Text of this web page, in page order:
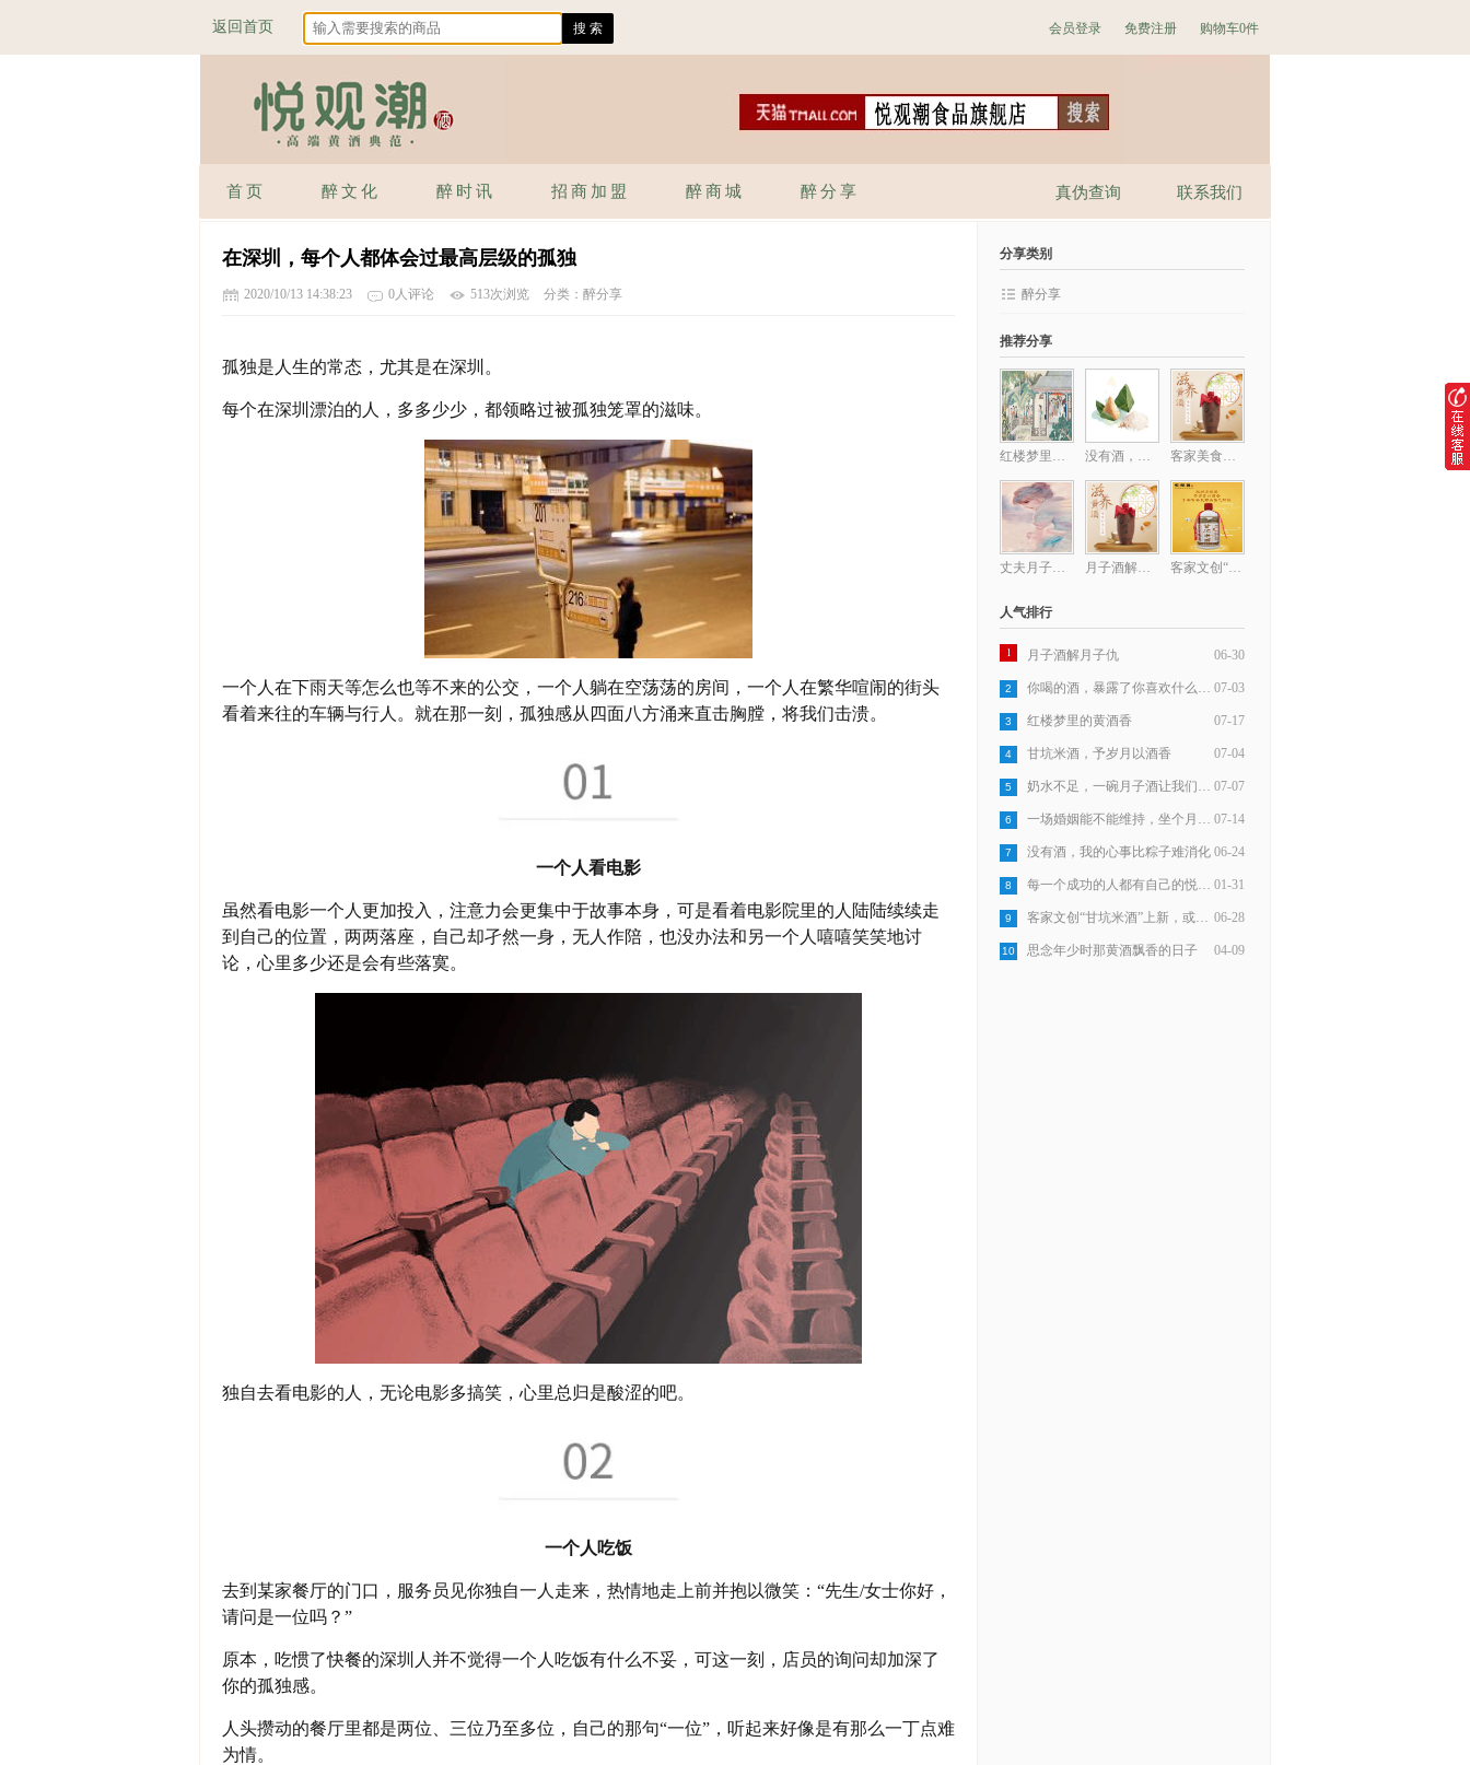
返回首页 购物车0件
免费注册
会员登录
首页 醉文化 醉时讯 招商加盟 醉商城 醉分享 联系我们
真伪查询
在深圳，每个人都体会过最高层级的孤独
2020/10/13 14:38:23 0人评论 513次浏览 分类：醉分享
孤独是人生的常态，尤其是在深圳。
每个在深圳漂泊的人，多多少少，都领略过被孤独笼罩的滋味。
一个人在下雨天等怎么也等不来的公交，一个人躺在空荡荡的房间，一个人在繁华喧闹的街头
看着来往的车辆与行人。就在那一刻，孤独感从四面八方涌来直击胸膛，将我们击溃。
一个人看电影
虽然看电影一个人更加投入，注意力会更集中于故事本身，可是看着电影院里的人陆陆续续走
到自己的位置，两两落座，自己却孑然一身，无人作陪，也没办法和另一个人嘻嘻笑笑地讨
论，心里多少还是会有些落寞。
独自去看电影的人，无论电影多搞笑，心里总归是酸涩的吧。
一个人吃饭
去到某家餐厅的门口，服务员见你独自一人走来，热情地走上前并抱以微笑：“先生/女士你好，
请问是一位吗？”
原本，吃惯了快餐的深圳人并不觉得一个人吃饭有什么不妥，可这一刻，店员的询问却加深了
你的孤独感。
人头攒动的餐厅里都是两位、三位乃至多位，自己的那句“一位”，听起来好像是有那么一丁点难
为情。
分享类别
醉分享
推荐分享
红楼梦里的黄酒香 没有酒，我的心事比粽子难消化 客家美食独家秘料揭晓，想吃粤菜有它就够了
丈夫月子期间出轨，离婚后她学会了爱自己 月子酒解月子仇 客家文创“甘坑米酒”上新，或成行业标杆
人气排行
06-30
1 月子酒解月子仇
07-03
2 你喝的酒，暴露了你喜欢什么样的女人
07-17
3 红楼梦里的黄酒香
07-04
4 甘坑米酒，予岁月以酒香
07-07
5 奶水不足，一碗月子酒让我们七年也不“痒”
07-14
6 一场婚姻能不能维持，坐个月子就知道了
06-24
7 没有酒，我的心事比粽子难消化
01-31
8 每一个成功的人都有自己的悦观潮情怀
06-28
9 客家文创“甘坑米酒”上新，或成行业标杆
04-09
10 思念年少时那黄酒飘香的日子